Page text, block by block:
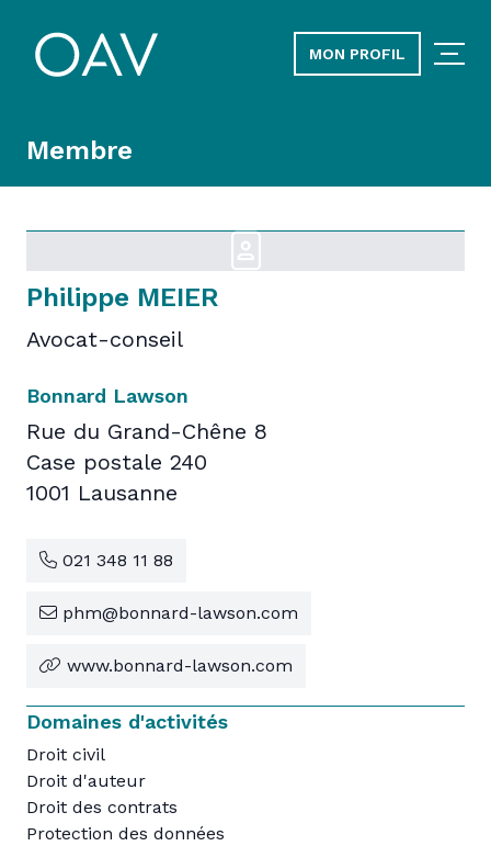
MON PROFIL
Membre
Philippe MEIER
Avocat-conseil
Bonnard Lawson
Rue du Grand-Chêne 8
Case postale 240
1001 Lausanne
021 348 11 88
phm@bonnard-lawson.com
www.bonnard-lawson.com
Domaines d'activités
Droit civil
Droit d'auteur
Droit des contrats
Protection des données